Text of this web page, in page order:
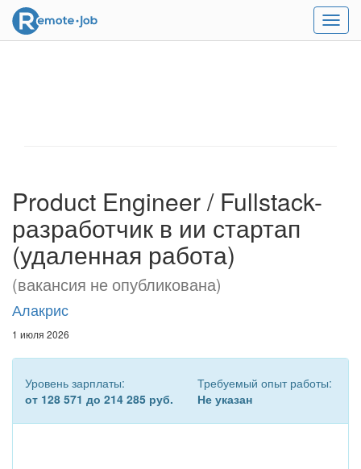
Меню
Product Engineer / Fullstack-
разработчик в ии стартап
(удаленная работа)
(вакансия не опубликована)
Алакрис
1 июля 2026
Уровень зарплаты:
от 128 571 до 214 285 руб.
Требуемый опыт работы:
Не указан